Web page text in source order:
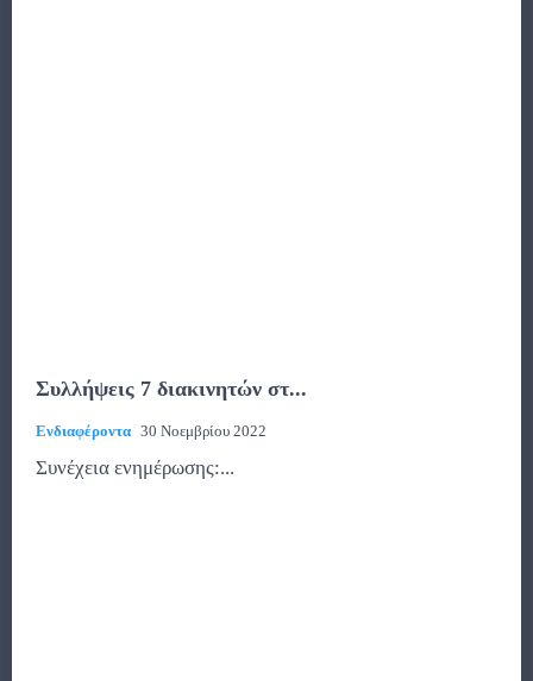
Συλλήψεις 7 διακινητών στ...
Ενδιαφέροντα 30 Νοεμβρίου 2022
Συνέχεια ενημέρωσης:...